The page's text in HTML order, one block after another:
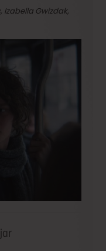
Izabella Gwizdak,